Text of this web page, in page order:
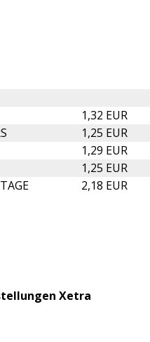
1,32 EUR
1,25 EUR
1,29 EUR
1,25 EUR
2,18 EUR
Xetra